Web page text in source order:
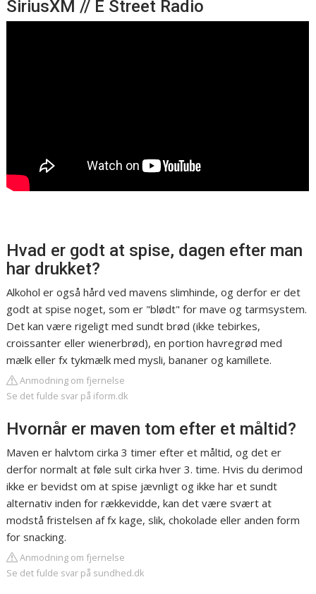
SiriusXM // E Street Radio
Hvad er godt at spise, dagen efter man
har drukket?
Alkohol er også hård ved mavens slimhinde, og derfor er det
godt at spise noget, som er "blødt" for mave og tarmsystem.
Det kan være rigeligt med sundt brød (ikke tebirkes,
croissanter eller wienerbrød), en portion havregrød med
mælk eller fx tykmælk med mysli, bananer og kamillete.
Anmodning om fjernelse
Se det fulde svar på iform.dk
Hvornår er maven tom efter et måltid?
Maven er halvtom cirka 3 timer efter et måltid, og det er
derfor normalt at føle sult cirka hver 3. time. Hvis du derimod
ikke er bevidst om at spise jævnligt og ikke har et sundt
alternativ inden for rækkevidde, kan det være svært at
modstå fristelsen af fx kage, slik, chokolade eller anden form
for snacking.
Anmodning om fjernelse
Se det fulde svar på sundhed.dk